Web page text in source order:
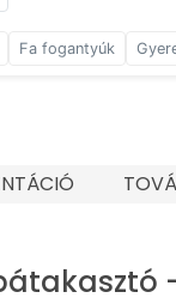
Fa fogantyúk